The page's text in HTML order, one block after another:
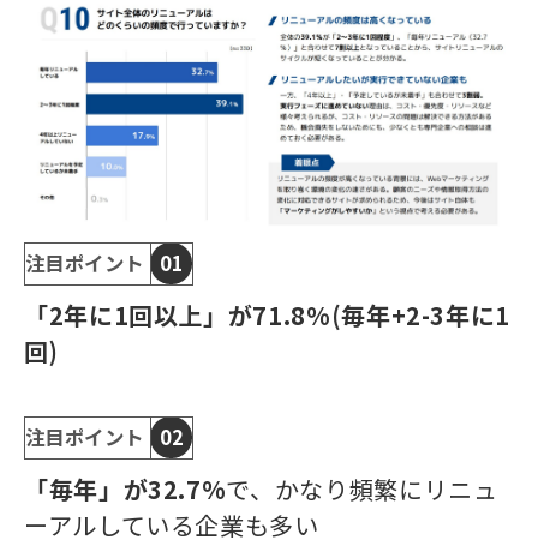
注目ポイント 01
「2年に1回以上」が71.8%(毎年+2-3年に1
回)
注目ポイント 02
「毎年」が32.7%で、かなり頻繁にリニュ
ーアルしている企業も多い